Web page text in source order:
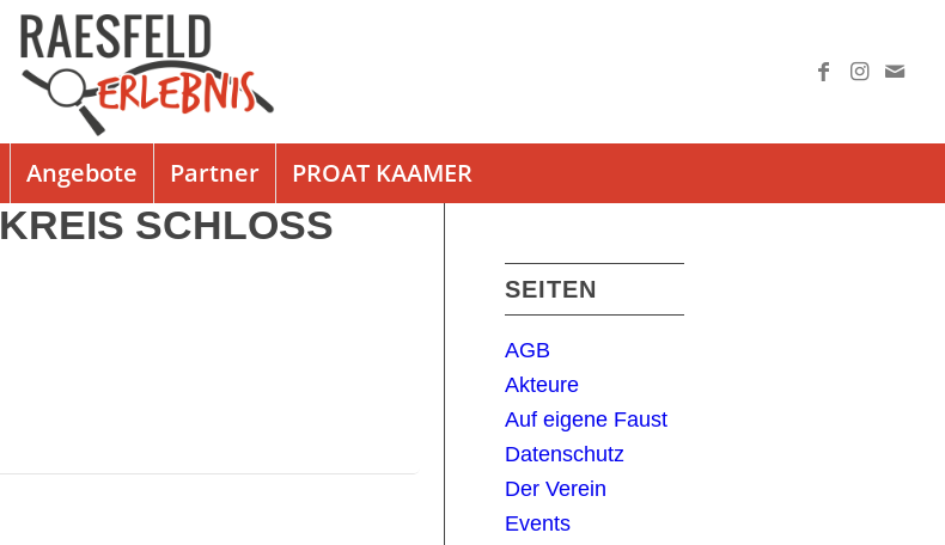
Angebote Partner PROAT KAAMER
SCHLOSS
SEITEN
AGB
Akteure
Auf eigene Faust
Datenschutz
Der Verein
Events